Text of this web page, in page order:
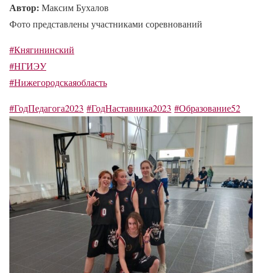
Автор: Максим Бухалов
Фото представлены участниками соревнований
#Княгининский
#НГИЭУ
#Нижегородскаяобласть
#ГодПедагога2023 #ГодНаставника2023 #Образование52